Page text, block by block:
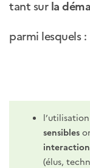
tant sur la
parmi lesquels :
l’utilisation
sensibles
(élus,